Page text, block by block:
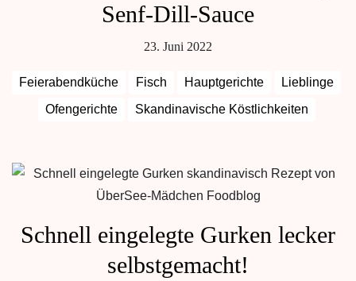
Senf-Dill-Sauce
23. Juni 2022
Feierabendküche Fisch Hauptgerichte
Lieblinge
Ofengerichte
Skandinavische Köstlichkeiten
Schnell eingelegte Gurken lecker
selbstgemacht!